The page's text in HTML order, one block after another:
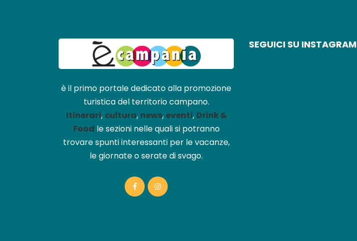
è il primo portale dedicato alla promozione
turistica del territorio campano.
Itinerari, cultura, news, eventi, Drink &
Food le sezioni nelle quali si potranno
trovare spunti interessanti per le vacanze,
le giornate o serate di svago.
SEGUICI SU INSTAGRAM